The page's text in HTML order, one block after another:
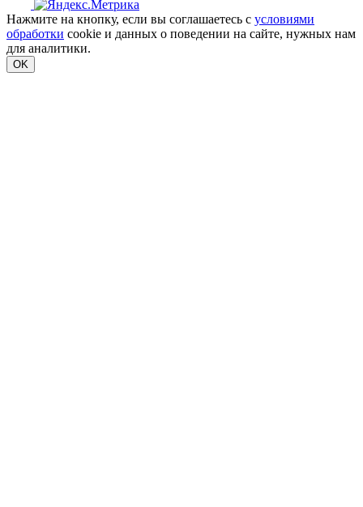
Нажмите на кнопку, если вы соглашаетесь с условиями
обработки cookie и данных о поведении на сайте, нужных нам
для аналитики.
OK